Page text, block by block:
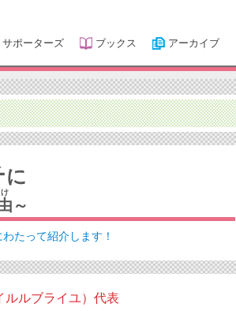
サポーターズ ブックス アーカイブ
に
～
たって紹介します！
ルブライユ）代表